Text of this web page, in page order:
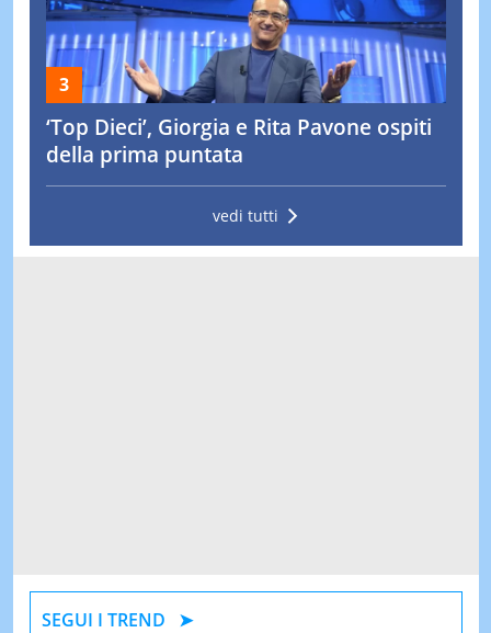
‘Top Dieci’, Giorgia e Rita Pavone ospiti
della prima puntata
vedi tutti
SEGUI I TREND